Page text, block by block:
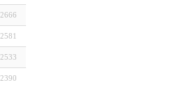
2666
2581
2533
2390